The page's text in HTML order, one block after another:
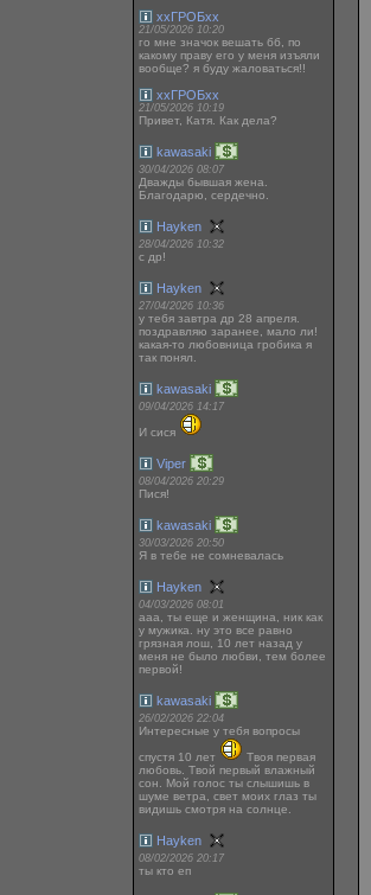
ххГРОБхх
21/05/2026 10:20
го мне значок вешать бб, по
какому праву его у меня изъяли
вообще? я буду жаловаться!!
ххГРОБхх
21/05/2026 10:19
Привет, Катя. Как дела?
kawasaki
30/04/2026 08:07
Дважды бывшая жена.
Благодарю, сердечно.
Hayken
28/04/2026 10:32
с др!
Hayken
27/04/2026 10:36
у тебя завтра др 28 апреля.
поздравляю заранее, мало ли!
какая-то любовница гробика я
так понял.
kawasaki
09/04/2026 14:17
И сися
Viper
08/04/2026 20:29
Пися!
kawasaki
30/03/2026 20:50
Я в тебе не сомневалась
Hayken
04/03/2026 08:01
ааа, ты еще и женщина, ник как
у мужика. ну это все равно
грязная лош, 10 лет назад у
меня не было любви, тем более
первой!
kawasaki
26/02/2026 22:04
Интересные у тебя вопросы
спустя 10 лет
Твоя первая
любовь. Твой первый влажный
сон. Мой голос ты слышишь в
шуме ветра, свет моих глаз ты
видишь смотря на солнце.
Hayken
08/02/2026 20:17
ты кто еп